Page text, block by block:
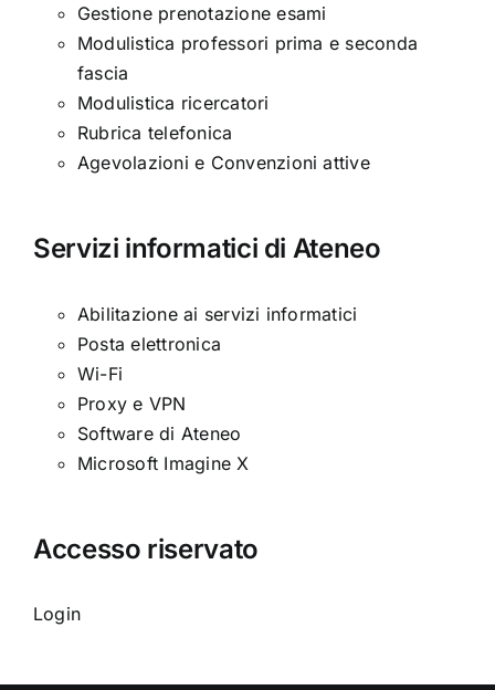
Gestione prenotazione esami
Modulistica professori prima e seconda
fascia
Modulistica ricercatori
Rubrica telefonica
Agevolazioni e Convenzioni attive
Servizi informatici di Ateneo
Abilitazione ai servizi informatici
Posta elettronica
Wi-Fi
Proxy e VPN
Software di Ateneo
Microsoft Imagine X
Accesso riservato
Login